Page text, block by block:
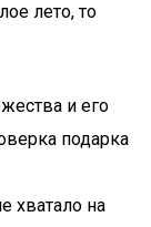
лето, то
и его
подарка
хватало на